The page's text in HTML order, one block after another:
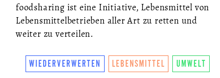
foodsharing ist eine Initiative, Lebensmittel von
Lebensmittelbetrieben aller Art zu retten und
weiter zu verteilen.
WIEDERVERWERTEN LEBENSMITTEL UMWELT